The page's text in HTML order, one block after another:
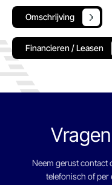
Omschrijving
Financieren / Leasen
Neem gerust contact
telefonisch of per